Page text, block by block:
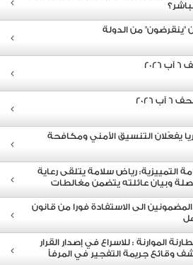
"ينقرضون" من الدولة
2026
يفعّلان التنسيق الأمني ومكافحة
التمييزية: رياض سلامة يتلقى رعاية
وبيان عائلته يتضمن مغالطات
الى الاستفادة فورا من قانون
الموارنة : للاسراع في إصدار القرار
وقائع جريمة التفجير في المرفأ